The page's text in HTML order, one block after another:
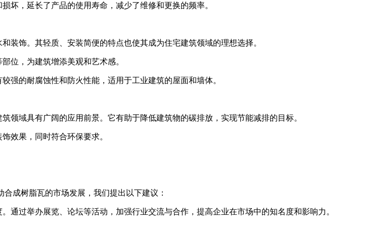
坏，延长了产品的使用寿命，减少了维修和更换的频率。
装饰。其轻质、安装简便的特点也使其成为住宅建筑领域的理想选择。
位，为建筑增添美观和艺术感。
强的耐腐蚀性和防火性能，适用于工业建筑的屋面和墙体。
域具有广阔的应用前景。它有助于降低建筑物的碳排放，实现节能减排的目标。
效果，同时符合环保要求。
成树脂瓦的市场发展，我们提出以下建议：
通过举办展览、论坛等活动，加强行业交流与合作，提高企业在市场中的知名度和影响力。